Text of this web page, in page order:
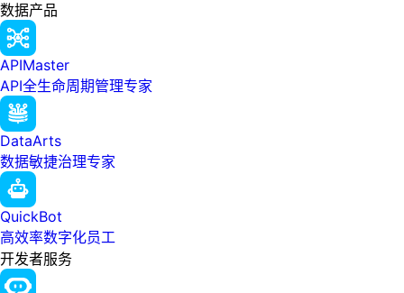
数据产品
APIMaster
API全生命周期管理专家
DataArts
数据敏捷治理专家
QuickBot
高效率数字化员工
开发者服务